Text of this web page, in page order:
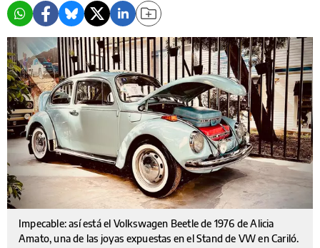
Impecable: así está el Volkswagen Beetle de 1976 de Alicia
Amato, una de las joyas expuestas en el Stand de VW en Cariló.